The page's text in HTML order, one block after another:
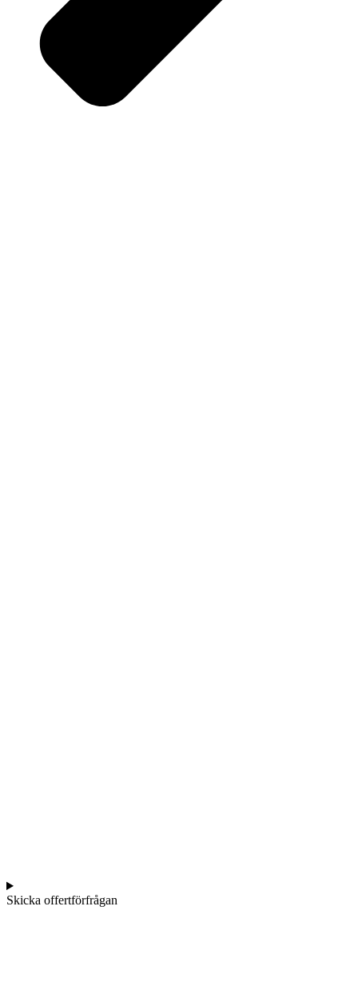
Skicka offertförfrågan